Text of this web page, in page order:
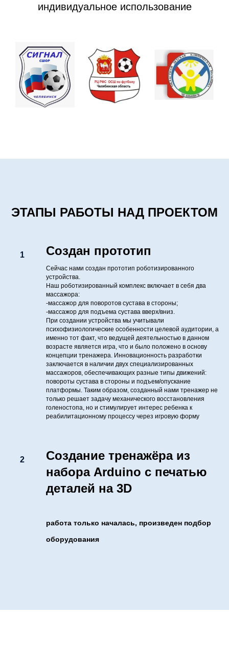
индивидуальное использование
ЭТАПЫ РАБОТЫ НАД ПРОЕКТОМ
Создан прототип
Сейчас нами создан прототип роботизированного
устройства.
Наш роботизированный комплекс включает в себя два
массажора:
-массажор для поворотов сустава в стороны;
-массажор для подъема сустава вверх/вниз.
При создании устройства мы учитывали
психофизиологические особенности целевой аудитории, а
именно тот факт, что ведущей деятельностью в данном
возрасте является игра, что и было положено в основу
концепции тренажера. Инновационность разработки
заключается в наличии двух специализированных
массажоров, обеспечивающих разные типы движений:
повороты сустава в стороны и подъем/опускание
платформы. Таким образом, созданный нами тренажер не
только решает задачу механического восстановления
голеностопа, но и стимулирует интерес ребенка к
реабилитационному процессу через игровую форму
Создание тренажёра из
набора Arduino с печатью
деталей на 3D
работа только началась, произведен подбор
оборудования